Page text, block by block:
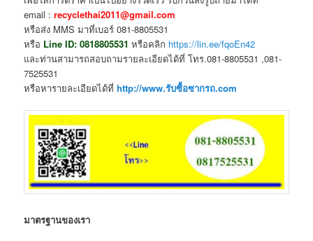
email :recyclethai2011@gmail.com
หรือส่ง MMS มาที่เบอร์ 081-8805531
หรือ Line ID:0818805531 หรือคลิก https://lin.ee/fqoEn42
และท่านสามารถสอบถามรายละเอียดได้ที่ โทร.081-8805531 ,081-
7525531
หรือหารายละเอียดได้ที่ http://www.รับซื้อซากรถ.com
มาตรฐานของเรา